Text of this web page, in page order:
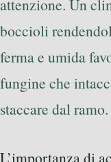
attenzione. Un
boccioli
ferma e umida
fungine che
staccare dal ramo.
L’importanza di